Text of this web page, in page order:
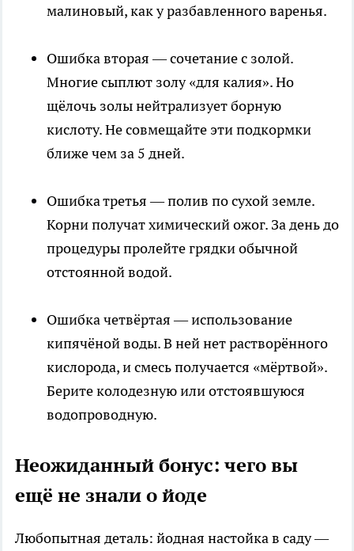
малиновый, как у разбавленного варенья.
Ошибка вторая — сочетание с золой.
Многие сыплют золу «для калия». Но
щёлочь золы нейтрализует борную
кислоту. Не совмещайте эти подкормки
ближе чем за 5 дней.
Ошибка третья — полив по сухой земле.
Корни получат химический ожог. За день до
процедуры пролейте грядки обычной
отстоянной водой.
Ошибка четвёртая — использование
кипячёной воды. В ней нет растворённого
кислорода, и смесь получается «мёртвой».
Берите колодезную или отстоявшуюся
водопроводную.
Неожиданный бонус: чего вы
ещё не знали о йоде
Любопытная деталь: йодная настойка в саду —